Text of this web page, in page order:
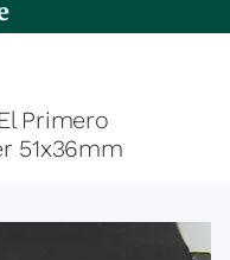
Primero
51x36mm